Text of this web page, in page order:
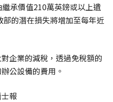
承價值210萬英鎊或以上遺
的潛在損失將增加至每年近
企業的減稅，透過免稅額的
公設備的費用。
報